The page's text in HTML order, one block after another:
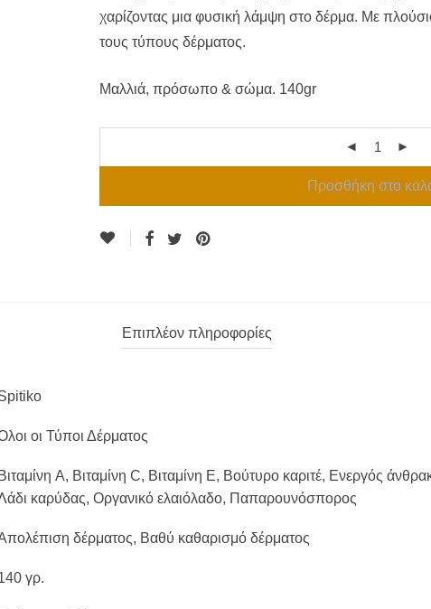
χαρίζοντας μια φυσική λάμψη στο δέρμα. Με
τους τύπους δέρματος.
Μαλλιά, πρόσωπο & σώμα. 140gr
Προσθήκη στο
Επιπλέον πληροφορίες
οι Τύποι Δέρματος
Βιταμίνη A, Βιταμίνη C, Βιταμίνη E, Βούτυρο καριτέ, Ενεργός
καρύδας, Οργανικό ελαιόλαδο, Παπαρουνόσπορος
δέρματος, Βαθύ καθαρισμό δέρματος
γρ.